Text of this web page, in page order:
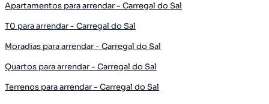
Apartamentos para arrendar - Carregal do Sal
T0 para arrendar - Carregal do Sal
Moradias para arrendar - Carregal do Sal
Quartos para arrendar - Carregal do Sal
Terrenos para arrendar - Carregal do Sal